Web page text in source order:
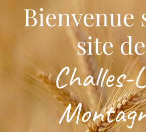
Bienvenue
site de
Challes-